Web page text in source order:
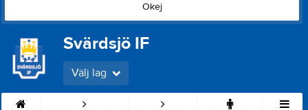
Okej
Svärdsjö IF
Välj lag